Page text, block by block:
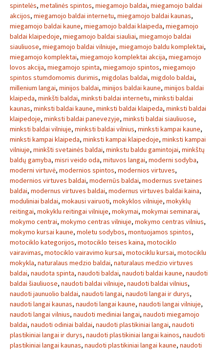
spintelės, metalinės spintos, miegamojo baldai, miegamojo baldai
akcijos, miegamojo baldai internetu, miegamojo baldai kaunas,
miegamojo baldai kaune, miegamojo baldai klaipeda, miegamojo
baldai klaipedoje, miegamojo baldai siauliai, miegamojo baldai
siauliuose, miegamojo baldai vilniuje, miegamojo baldu komplektai,
miegamojo komplektai, miegamojo komplektai akcija, miegamojo
lovos akcija, miegamojo spinta, miegamojo spintos, miegamojo
spintos stumdomomis durimis, migdolas baldai, migdolo baldai,
millenium langai, minijos baldai, minijos baldai kaune, minijos baldai
klaipeda, minkšti baldai, minksti baldai internetu, minksti baldai
kaunas, minksti baldai kaune, minksti baldai klaipeda, minksti baldai
klaipedoje, minksti baldai panevezyje, minksti baldai siauliuose,
minksti baldai vilniuje, minksti baldai vilnius, minksti kampai kaune,
minksti kampai klaipeda, minksti kampai klaipedoje, minksti kampai
vilniuje, minkšti svetainės baldai, minkstu baldu gamintojai, minkštų
baldų gamyba, misri veido oda, mituvos langai, moderni sodyba,
moderni virtuvė, modernios spintos, modernios virtuves,
modernios virtuves baldai, modernūs baldai, modernus svetaines
baldai, modernus virtuves baldai, modernus virtuves baldai kaina,
moduliniai baldai, mokausi vairuoti, mokyklos vilniuje, mokyklų
reitingai, mokyklu reitingai vilniuje, mokymai, mokymai seminarai,
mokymo centrai, mokymo centras vilniuje, mokymo centras vilnius,
mokymo kursai kaune, moletu sodybos, montuojamos spintos,
motociklo kategorijos, motociklo teises kaina, motociklo
vairavimas, motociklo vairavimo kursai, motociklu kursai, motociklu
mokykla, naturalaus medzio baldai, naturalaus medzio virtuves
baldai, naudota spinta, naudoti baldai, naudoti baldai kaune, naudoti
baldai šiauliuose, naudoti baldai vilniuje, naudoti baldai vilnius,
naudoti jaunuolio baldai, naudoti langai, naudoti langai ir durys,
naudoti langai kaunas, naudoti langai kaune, naudoti langai vilniuje,
naudoti langai vilnius, naudoti mediniai langai, naudoti miegamojo
baldai, naudoti odiniai baldai, naudoti plastikiniai langai, naudoti
plastikiniai langai ir durys, naudoti plastikiniai langai kainos, naudoti
plastikiniai langai kaunas, naudoti plastikiniai langai kaune, naudoti